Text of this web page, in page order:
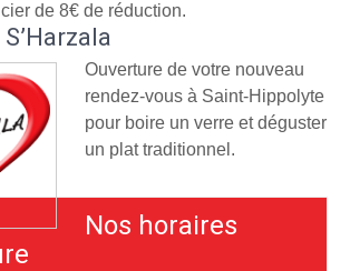
de 8€ de réduction.
Ouverture de votre nouveau
rendez-vous à Saint-Hippolyte
pour boire un verre et déguster
un plat traditionnel.
Nos horaires